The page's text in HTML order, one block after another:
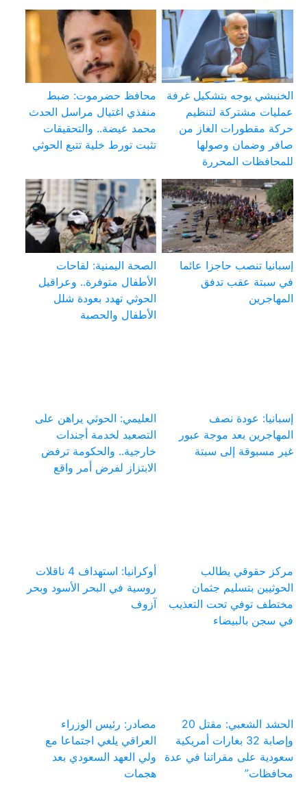
الخنبشي يوجه بتشكيل غرفة
عمليات مشتركة لتنظيم
حركة مقطورات الغاز من
صافر وضمان وصولها
للمحافظات المحررة
محافظ حضرموت: ضبط
منفذي اغتيال مراسل الحدث
محمد عيضة.. والتحقيقات
تثبت تورط خلية تتبع الحوثي
إسبانيا تنصب حاجزا عائما
في سبتة عقب تدفق
المهاجرين
الصحة اليمنية: لقاحات
الأطفال متوفرة.. وعراقيل
الحوثي تهدد بعودة شلل
الأطفال والحصبة
إسبانيا: عودة نصف
المهاجرين بعد موجة عبور
غير مسبوقة إلى سبتة
العليمي: الحوثي يراهن على
التصعيد لخدمة أجندات
خارجية.. والحكومة ترفض
الابتزاز لفرض أمر واقع
مركز حقوقي يطالب
الحوثيين بتسليم جثمان
مختطف توفي تحت التعذيب
في سجن بالبيضاء
أوكرانيا: استهداف 4 ناقلات
روسية في البحر الأسود وبحر
آزوف
الحشد الشعبي: مقتل 20
وإصابة 32 بغارات أمريكية
سعودية على مقراتنا في عدة
محافظات”
مصادر: رئيس الوزراء
العراقي يلغي اجتماعا مع
ولي العهد السعودي بعد
هجمات